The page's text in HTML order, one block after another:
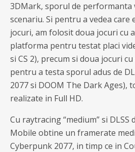
3DMark, sporul de performanta
scenariu. Si pentru a vedea
jocuri, am folosit doua jocuri cu
platforma pentru testat placi
si CS 2), precum si doua jocuri
pentru a testa sporul adus de
2077 si DOOM The Dark Ages),
realizate in Full HD.
Cu raytracing “medium” si DLSS
Mobile obtine un framerate
Cyberpunk 2077, in timp ce in